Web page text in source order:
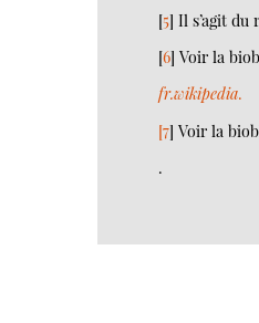
[5]Il s’agit du
[6]Voir la
fr.wikipedia.
[7] Voir la
.